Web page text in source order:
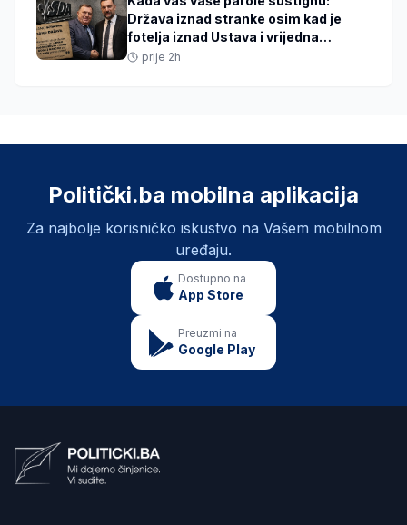
Država iznad stranke osim kad je
fotelja iznad Ustava i vrijedna
isporuka SNSD-u
prije 2h
Politički.ba mobilna aplikacija
Za najbolje korisničko iskustvo na Vašem mobilnom
uređaju.
Dostupno na
App Store
Preuzmi na
Google Play